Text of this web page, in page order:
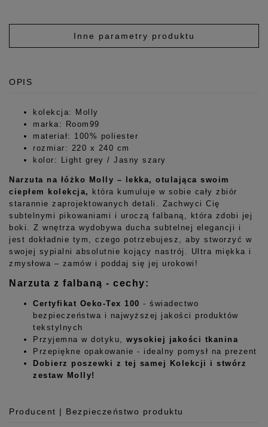
Inne parametry produktu
OPIS
kolekcja: Molly
marka: Room99
materiał: 100% poliester
rozmiar: 220 x 240 cm
kolor: Light grey / Jasny szary
Narzuta na łóżko Molly – lekka, otulająca swoim
ciepłem kolekcja, która kumuluje w sobie cały zbiór
starannie zaprojektowanych detali. Zachwyci Cię
subtelnymi pikowaniami i uroczą falbaną, która zdobi jej
boki. Z wnętrza wydobywa ducha subtelnej elegancji i
jest dokładnie tym, czego potrzebujesz, aby stworzyć w
swojej sypialni absolutnie kojący nastrój. Ultra miękka i
zmysłowa – zamów i poddaj się jej urokowi!
Narzuta z falbaną - cechy:
Certyfikat Oeko-Tex 100 - świadectwo
bez pieczeństwa i najwyższej jakości produktów
tekstylnych
Przyjemna w dotyku, wysokiej jakości tkanina
Przepiękne opakowanie - idealny pomysł na prezent
Dobierz poszewki z tej samej Kolekcji i stwórz
zestaw Molly!
Producent | Bezpieczeństwo produktu